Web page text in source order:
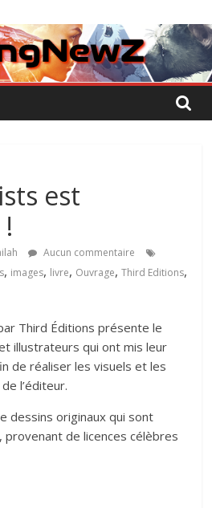
est
Aucun commentaire
, images, livre, Ouvrage,Third Editions,
Third Éditions présente le
illustrateurs qui ont mis leur
de réaliser les visuels et les
l’éditeur.
dessins originaux qui sont
provenant de licences célèbres